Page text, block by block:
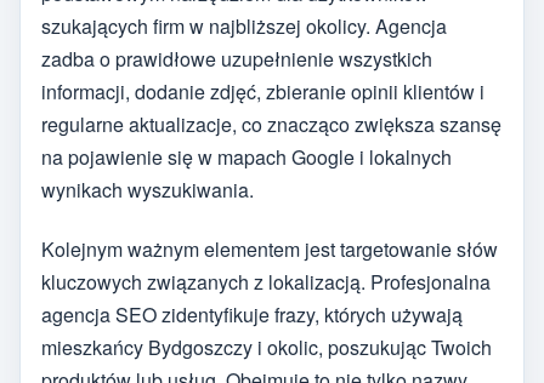
szukających firm w najbliższej okolicy. Agencja
zadba o prawidłowe uzupełnienie wszystkich
informacji, dodanie zdjęć, zbieranie opinii klientów i
regularne aktualizacje, co znacząco zwiększa szansę
na pojawienie się w mapach Google i lokalnych
wynikach wyszukiwania.
Kolejnym ważnym elementem jest targetowanie słów
kluczowych związanych z lokalizacją. Profesjonalna
agencja SEO zidentyfikuje frazy, których używają
mieszkańcy Bydgoszczy i okolic, poszukując Twoich